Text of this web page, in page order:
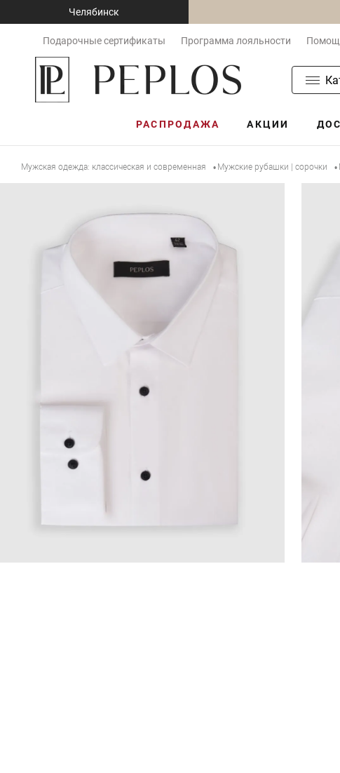
Челябинск
Подарочные сертификаты Программа лояльности
РАСПРОДАЖА АКЦИИ
Мужская одежда: классическая и современная • Мужские рубашки | сорочки •